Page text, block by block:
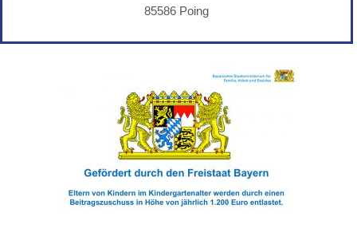
85586 Poing